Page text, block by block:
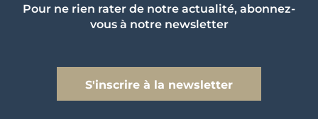
Pour ne rien rater de notre actualité, abonnez-
vous à notre newsletter
S'inscrire à la newsletter